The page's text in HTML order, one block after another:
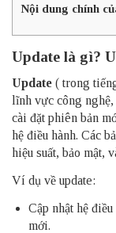
Nội dung chính
Update là gì?
Update ( trong
lĩnh vực công nghệ,
cài đặt phiên bản
hệ điều hành. Các
hiệu suất, bảo mật,
Ví dụ về update:
Cập nhật hệ
mới.